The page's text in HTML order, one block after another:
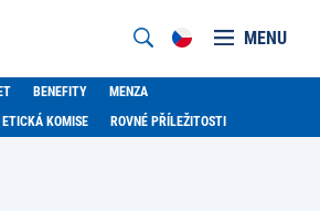
MENU
BENEFITY
MENZA
ETICKÁ KOMISE ROVNÉ PŘÍLEŽITOSTI